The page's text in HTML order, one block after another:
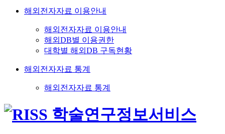
해외전자자료 이용안내
해외전자자료 이용안내
해외DB별 이용권한
대학별 해외DB 구독현황
해외전자자료 통계
해외전자자료 통계